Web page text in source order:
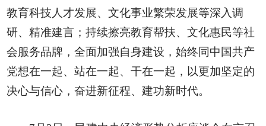
教育科技人才发展、文化事业繁荣发展等深入调
研、精准建言；持续擦亮教育帮扶、文化惠民等社
会服务品牌，全面加强自身建设，始终同中国共产
党想在一起、站在一起、干在一起，以更加坚定的
决心与信心，奋进新征程、建功新时代。